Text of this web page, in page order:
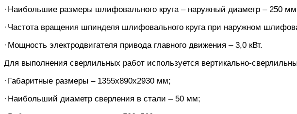
· Наибольшие размеры шлифовального круга – наружный диаметр – 250
· Частота вращения шпинделя шлифовального круга при наружном
· Мощность электродвигателя привода главного движения – 3,0 кВт.
Для выполнения сверлильных работ используется вертикально-
· Габаритные размеры – 1355х890х2930 мм;
· Наибольший диаметр сверления в стали – 50 мм;